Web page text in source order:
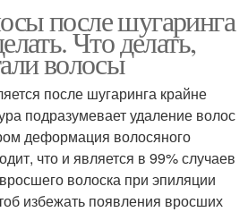
после шугаринга
Что делать,
волосы
после шугаринга крайне
подразумевает удаление волос
деформация волосяного
что и является в 99% случаев
волоска при эпиляции
избежать появления вросших